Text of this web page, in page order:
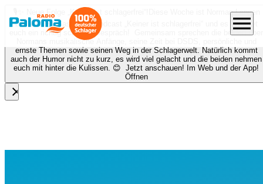
🎙️✨ Neue Folge „Keiner ist schlagerfrei“!
Diese Woche ist Norman Langen
bei Nora zu Gast beim Podcast „Keiner ist schlagerfrei“ und es erwartet
euch ein richtig schönes Gespräch! Gemeinsam sprechen die beiden über
Normans musikalische Anfänge, seine Zeit bei DSDS, persönliche und
ernste Themen sowie seinen Weg in der Schlagerwelt. Natürlich kommt
auch der Humor nicht zu kurz, es wird viel gelacht und die beiden nehmen
euch mit hinter die Kulissen. 😊 Jetzt anschauen! Im Web und der App!
Öffnen
close
menu